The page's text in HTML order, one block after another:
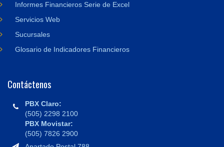
Informes Financieros Serie de Excel
Servicios Web
Sucursales
Glosario de Indicadores Financieros
Contáctenos
PBX Claro:
(505) 2298 2100
PBX Movistar:
(505) 7826 2900